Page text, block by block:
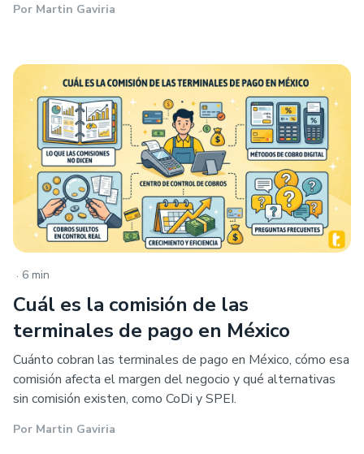
Por Martin Gaviria
. 6 min
Cuál es la comisión de las
terminales de pago en México
Cuánto cobran las terminales de pago en México, cómo esa
comisión afecta el margen del negocio y qué alternativas
sin comisión existen, como CoDi y SPEI.
Por Martin Gaviria